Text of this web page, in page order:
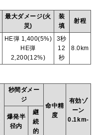
最大ダメージ(火
災)
装
填
射程
HE弾 1,400(5%)
HE弾
2,200(12%)
3秒
12
秒
8.0km
秒間ダメー
ジ
命中精
度
有効ゾ
ーン
0.1km-
爆発半
径内
継
続
的